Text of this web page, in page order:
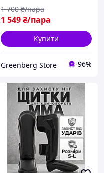
1 549₴/пара
1 700 ₴/пара
Купити
Greenberg Store 96%